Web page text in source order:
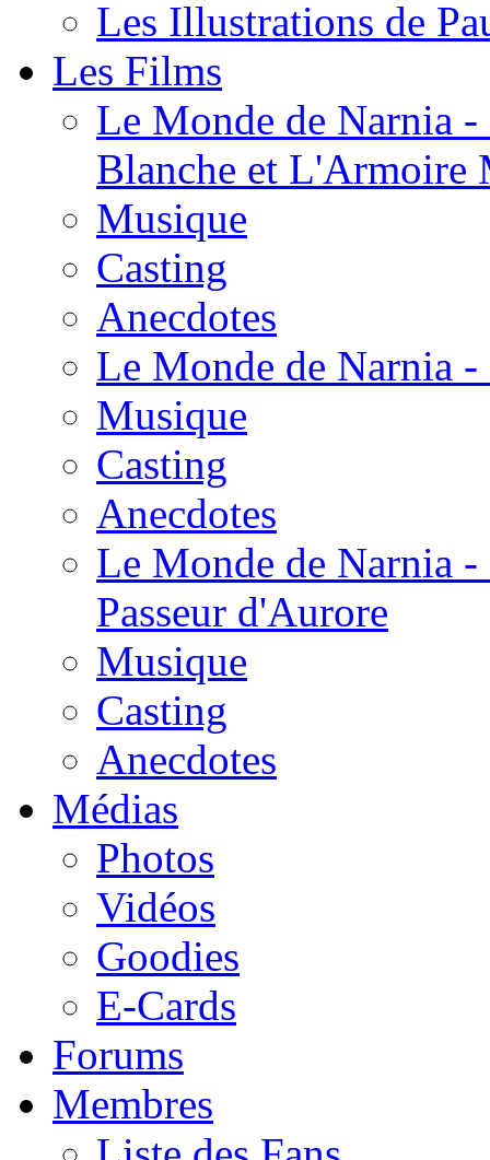
Les Illustrations de
Les Films
Le Monde de Narnia
Blanche et L'Armoire
Musique
Casting
Anecdotes
Le Monde de Narnia
Musique
Casting
Anecdotes
Le Monde de Narnia
Passeur d'Aurore
Musique
Casting
Anecdotes
Médias
Photos
Vidéos
Goodies
E-Cards
Forums
Membres